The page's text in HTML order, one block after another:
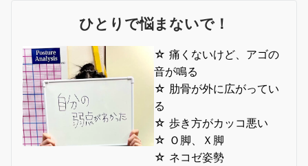
ひとりで悩まないで！
☆ 痛くないけど、アゴの
音が鳴る
☆ 肋骨が外に広がってい
る
☆ 歩き方がカッコ悪い
☆ Ｏ脚、Ｘ脚
☆ ネコゼ姿勢